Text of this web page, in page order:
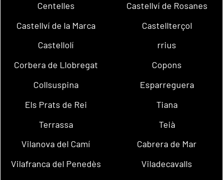
Centelles
Castellví de Rosanes
Castellví de la Marca
Castellterçol
Castellolí
rrius
Corbera de Llobregat
Copons
Collsuspina
Esparreguera
Els Prats de Rei
Tiana
Terrassa
Teià
Vilanova del Camí
Cabrera de Mar
Vilafranca del Penedès
Viladecavalls